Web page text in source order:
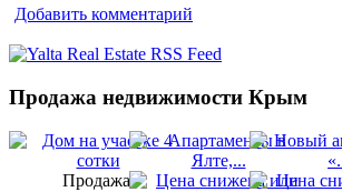
Добавить комментарий
Продажа недвижимости Крым
Продажа: